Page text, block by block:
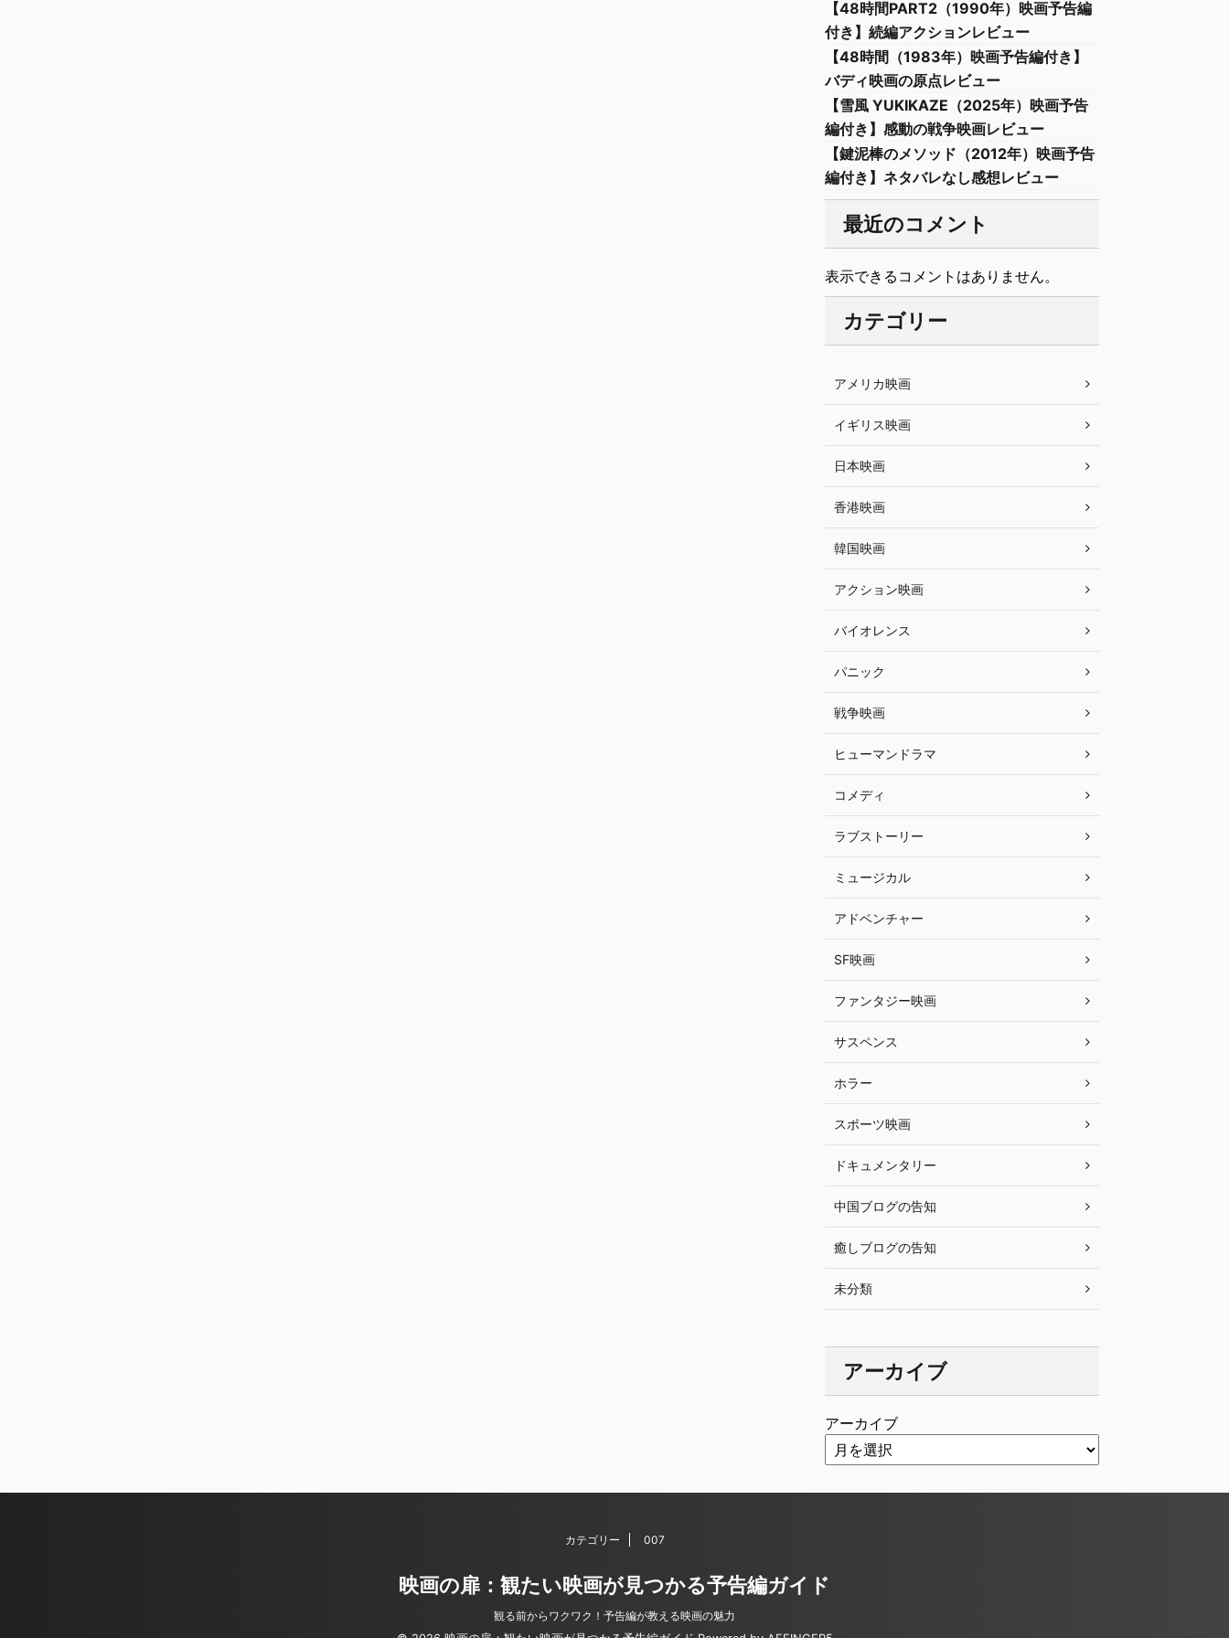
【48時間PART2（1990年）映画予告編
付き】続編アクションレビュー
【48時間（1983年）映画予告編付き】
バディ映画の原点レビュー
【雪風 YUKIKAZE（2025年）映画予告
編付き】感動の戦争映画レビュー
【鍵泥棒のメソッド（2012年）映画予告
編付き】ネタバレなし感想レビュー
最近のコメント
表示できるコメントはありません。
カテゴリー
アメリカ映画
イギリス映画
日本映画
香港映画
韓国映画
アクション映画
バイオレンス
パニック
戦争映画
ヒューマンドラマ
コメディ
ラブストーリー
ミュージカル
アドベンチャー
SF映画
ファンタジー映画
サスペンス
ホラー
スポーツ映画
ドキュメンタリー
中国ブログの告知
癒しブログの告知
未分類
アーカイブ
アーカイブ
カテゴリー 007
映画の扉：観たい映画が見つかる予告編ガイド
観る前からワクワク！予告編が教える映画の魅力